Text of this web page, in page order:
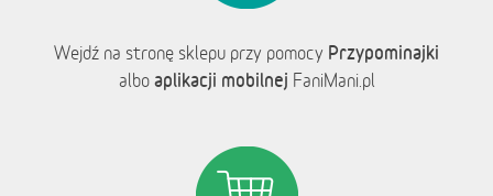
Wejdź na stronę sklepu przy pomocy Przypominajki
albo aplikacji mobilnej FaniMani.pl